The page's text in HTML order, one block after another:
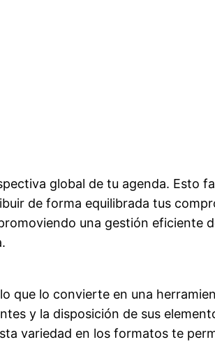
global de tu agenda. Esto
de forma equilibrada tus
una gestión eficiente
que lo convierte en una
y la disposición de sus
variedad en los formatos te